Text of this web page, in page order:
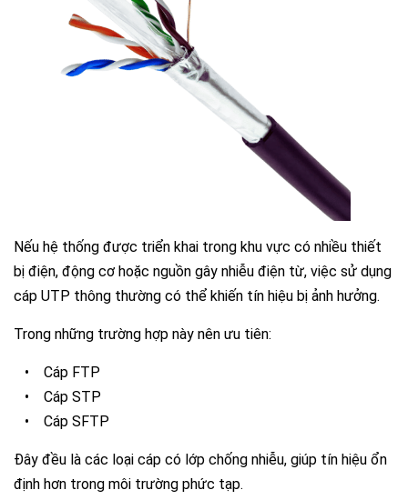
Nếu hệ thống được triển khai trong khu vực có nhiều thiết
bị điện, động cơ hoặc nguồn gây nhiễu điện từ, việc sử dụng
cáp UTP thông thường có thể khiến tín hiệu bị ảnh hưởng.
Trong những trường hợp này nên ưu tiên:
• Cáp FTP
• Cáp STP
• Cáp SFTP
Đây đều là các loại cáp có lớp chống nhiễu, giúp tín hiệu ổn
định hơn trong môi trường phức tạp.